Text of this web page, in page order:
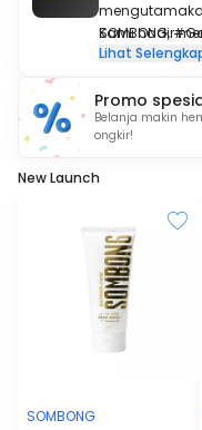
Kami hadir
membutuhkan
barrier. Lewat
rutinitas
efisien.
SOMBONG,
Lihat
Promo
Belanja makin
ongkir!
New Launch
SOMBONG